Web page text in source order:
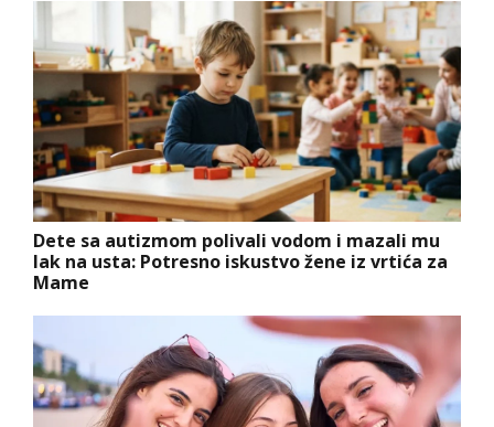
Dete sa autizmom polivali vodom i mazali mu
lak na usta: Potresno iskustvo žene iz vrtića za
Mame